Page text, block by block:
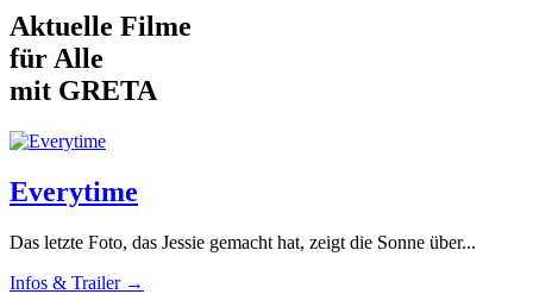
Aktuelle Filme
für Alle
mit GRETA
Everytime
Das letzte Foto, das Jessie gemacht hat, zeigt die Sonne über...
Infos & Trailer →